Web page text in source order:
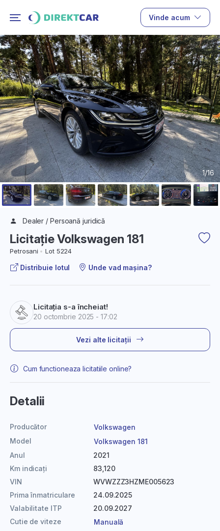
Vinde acum
Licitație Volkswagen 181
Petrosani Lot 5224
1/16
Dealer / Persoană juridică
Distribuie lotul Unde vad mașina?
Licitația s-a încheiat!
20 octombrie 2025 - 17:02
Vezi alte licitații
Cum functioneaza licitatiile online?
Detalii
Producător
Volkswagen
Model
Volkswagen 181
Anul
2021
Km indicați
83,120
VIN
WVWZZZ3HZME005623
Prima înmatriculare
24.09.2025
Valabilitate ITP
20.09.2027
Cutie de viteze
Manuală